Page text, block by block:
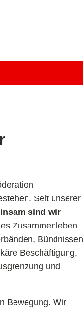
Seit unserer
sind wir
Zusammenleben
Bündnissen
Beschäftigung,
und
Bewegung. Wir